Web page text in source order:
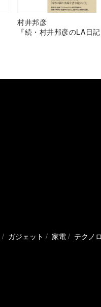
村井邦彦
『続・村井邦彦のLA日記
ガジェット 家電 テクノ